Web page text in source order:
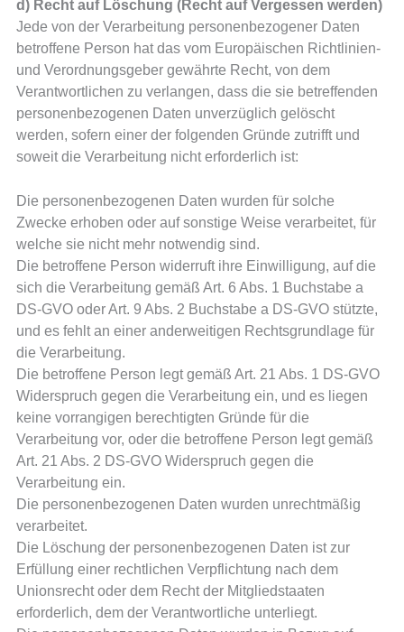
d) Recht auf Löschung (Recht auf Vergessen werden)
Jede von der Verarbeitung personenbezogener Daten
betroffene Person hat das vom Europäischen Richtlinien-
und Verordnungsgeber gewährte Recht, von dem
Verantwortlichen zu verlangen, dass die sie betreffenden
personenbezogenen Daten unverzüglich gelöscht
werden, sofern einer der folgenden Gründe zutrifft und
soweit die Verarbeitung nicht erforderlich ist:
Die personenbezogenen Daten wurden für solche
Zwecke erhoben oder auf sonstige Weise verarbeitet, für
welche sie nicht mehr notwendig sind.
Die betroffene Person widerruft ihre Einwilligung, auf die
sich die Verarbeitung gemäß Art. 6 Abs. 1 Buchstabe a
DS-GVO oder Art. 9 Abs. 2 Buchstabe a DS-GVO stützte,
und es fehlt an einer anderweitigen Rechtsgrundlage für
die Verarbeitung.
Die betroffene Person legt gemäß Art. 21 Abs. 1 DS-GVO
Widerspruch gegen die Verarbeitung ein, und es liegen
keine vorrangigen berechtigten Gründe für die
Verarbeitung vor, oder die betroffene Person legt gemäß
Art. 21 Abs. 2 DS-GVO Widerspruch gegen die
Verarbeitung ein.
Die personenbezogenen Daten wurden unrechtmäßig
verarbeitet.
Die Löschung der personenbezogenen Daten ist zur
Erfüllung einer rechtlichen Verpflichtung nach dem
Unionsrecht oder dem Recht der Mitgliedstaaten
erforderlich, dem der Verantwortliche unterliegt.